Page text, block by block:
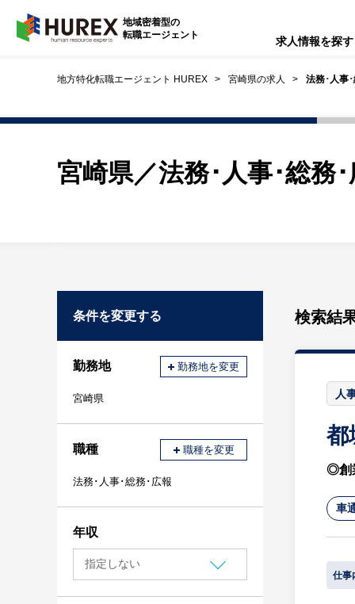
HUREX
地域密着型の
転職エージェント
求人情報を探す
地方特化転職エージェント HUREX 宮崎県の求人 法務･人事
宮崎県／法務･人事･総務
検索結
人
都
◎創
車
仕事
条件を変更する
勤務地 勤務地を変更
宮崎県
職種 職種を変更
法務･人事･総務･広報
年収